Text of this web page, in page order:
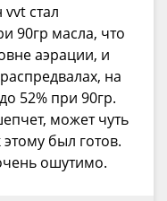
стал
90гр масла, что
аэрации, и
на
52% при 90гр.
может чуть
был готов.
ошутимо.